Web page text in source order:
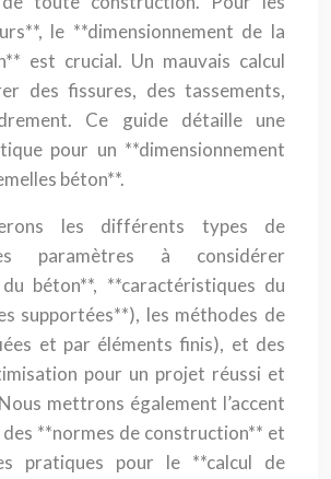
le **dimensionnement de la
est crucial. Un mauvais calcul
des fissures, des tassements,
Ce guide détaille une
pour un **dimensionnement
béton**.
les différents types de
paramètres à considérer
béton**, **caractéristiques du
supportées**), les méthodes de
et par éléments finis), et des
pour un projet réussi et
mettrons également l’accent
**normes de construction** et
pratiques pour le **calcul de